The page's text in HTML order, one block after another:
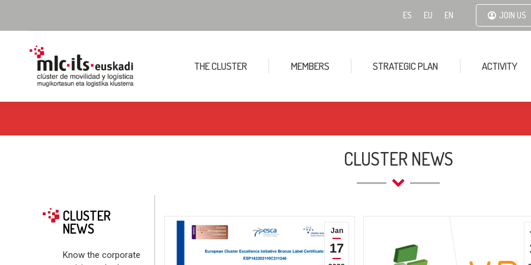
ES EU EN JOIN US
THE CLUSTER MEMBERS STRATEGIC PLAN ACTIVITY
CLUSTER NEWS
CLUSTER
NEWS
Know the corporate
Jan
17